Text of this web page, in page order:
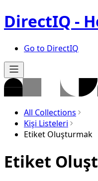
DirectIQ -
Go to DirectIQ
All Collections
Kişi Listeleri
Etiket Oluşturmak
Etiket